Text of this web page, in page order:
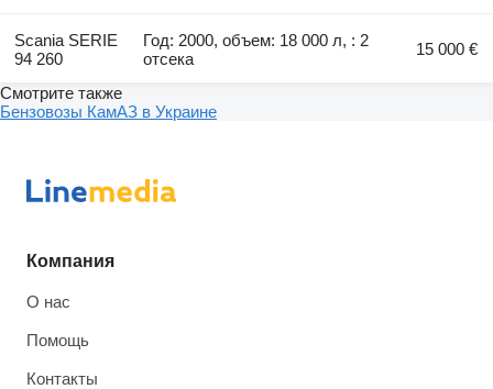
Scania SERIE
94 260
Год: 2000, объем: 18 000 л, : 2
отсека
15 000 €
Смотрите также
Бензовозы КамАЗ в Украине
Компания
О нас
Помощь
Контакты